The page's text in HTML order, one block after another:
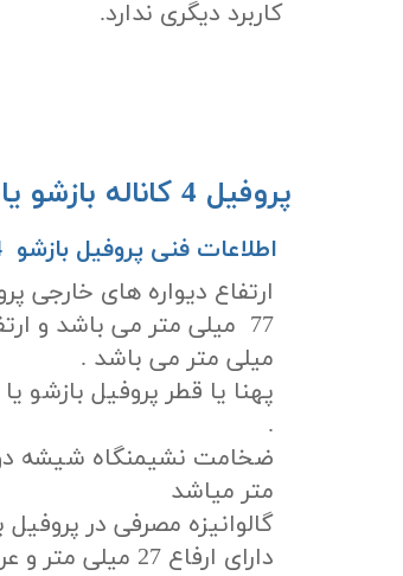
کاربرد دیگری ندارد.​​​​​​​
پروفیل 4 کاناله بازشو یا سش پنجره دوجداره رئال وین :​​​​​​​
اطلاعات فنی پروفیل بازشو 4 کاناله پنجره دوجداره رئال وین : ​​​​​​​
میلی متر می باشد .
.
متر میاشد
دارای ارفاع 27 میلی متر و عرض 25 میلی متر باشد